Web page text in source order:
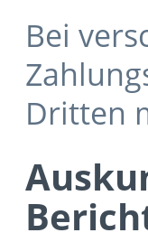
Bei
Dritten